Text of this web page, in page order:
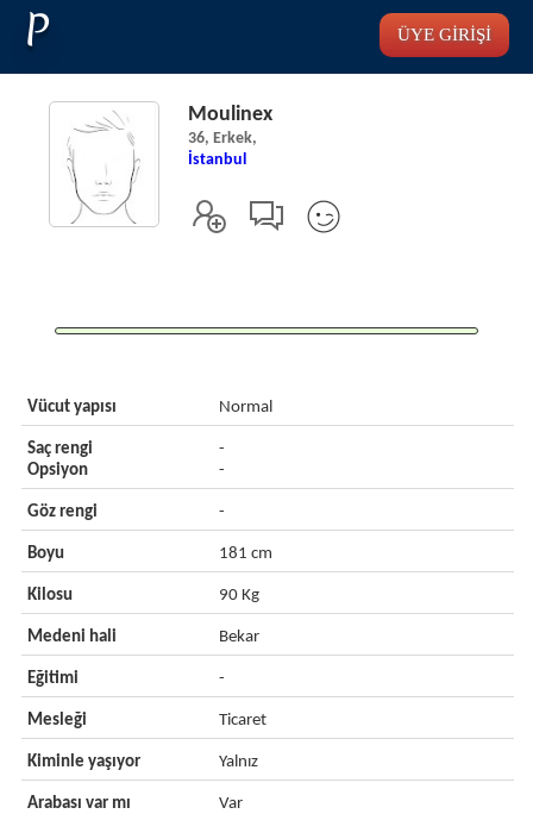
P ÜYE GİRİŞİ
Moulinex
36, Erkek,
İstanbul
Vücut yapısı Normal
Saç rengi
Opsiyon
-
-
Göz rengi -
Boyu 181 cm
Kilosu 90 Kg
Medeni hali Bekar
Eğitimi -
Mesleği Ticaret
Kiminle yaşıyor Yalnız
Arabası var mı Var